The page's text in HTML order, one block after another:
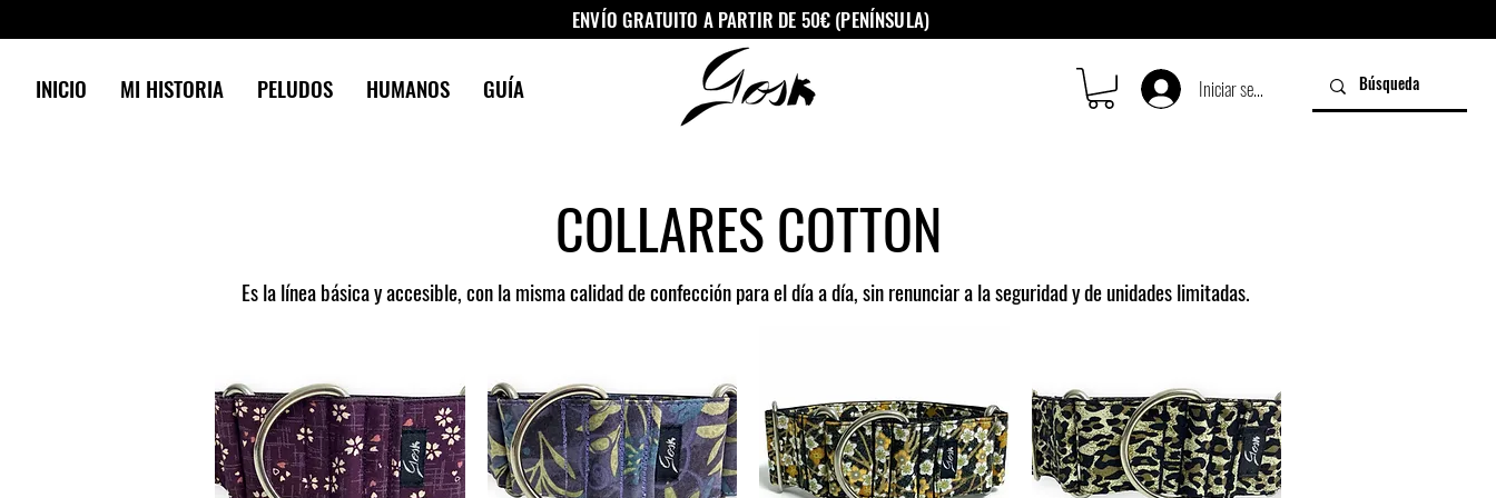
ENVÍO GRATUITO A PARTIR DE 50€ (PENÍNSULA)
INICIO MI HISTORIA PELUDOS HUMANOS GUÍA Iniciar sesión
COLLARES COTTON
Es la línea básica y accesible, con la misma calidad de confección para el día a día, sin renunciar a la seguridad y de unidades limitadas.